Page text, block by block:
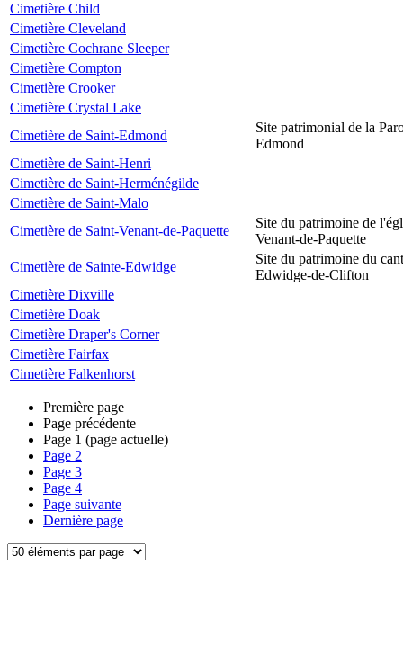
Cimetière Child
Cimetière Cleveland
Cimetière Cochrane Sleeper
Cimetière Compton
Cimetière Crooker
Cimetière Crystal Lake
Cimetière de Saint-Edmond
Site patrimonial de la
Edmond
Cimetière de Saint-Henri
Cimetière de Saint-Herménégilde
Cimetière de Saint-Malo
Cimetière de Saint-Venant-de-Paquette
Site du patrimoine de
Venant-de-Paquette
Cimetière de Sainte-Edwidge
Site du patrimoine du
Edwidge-de-Clifton
Cimetière Dixville
Cimetière Doak
Cimetière Draper's Corner
Cimetière Fairfax
Cimetière Falkenhorst
Première page
Page précédente
Page 1 (page actuelle)
Page 2
Page 3
Page 4
Page suivante
Dernière page